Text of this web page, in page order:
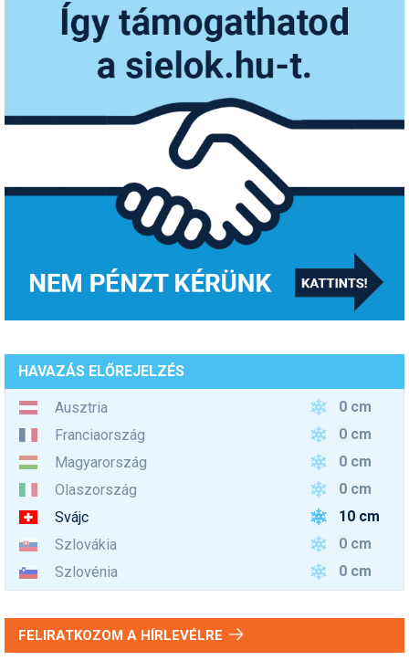
HAVAZÁS ELŐREJELZÉS
Ausztria
0 cm
Franciaország
0 cm
Magyarország
0 cm
Olaszország
0 cm
Svájc
10 cm
Szlovákia
0 cm
Szlovénia
0 cm
FELIRATKOZOM A HÍRLEVÉLRE